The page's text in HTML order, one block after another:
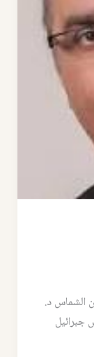
– رد من الشماس د.
جبرائيل